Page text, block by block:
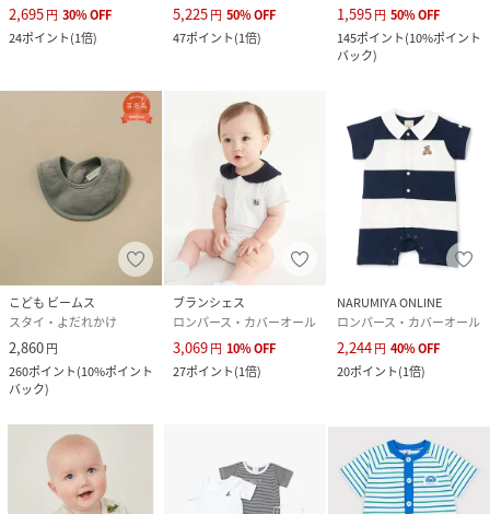
2,695円 30%OFF
24ポイント(1倍)
5,225円 50%OFF
47ポイント(1倍)
1,595円 50%OFF
145ポイント(10%ポイント
バック)
こども ビームス
スタイ・よだれかけ
2,860円
260ポイント(10%ポイント
バック)
ブランシェス
ロンパース・カバーオール
3,069円 10%OFF
27ポイント(1倍)
NARUMIYA ONLINE
ロンパース・カバーオール
2,244円 40%OFF
20ポイント(1倍)